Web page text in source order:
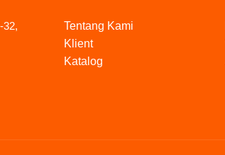
32,
Tentang Kami
Klient
Katalog